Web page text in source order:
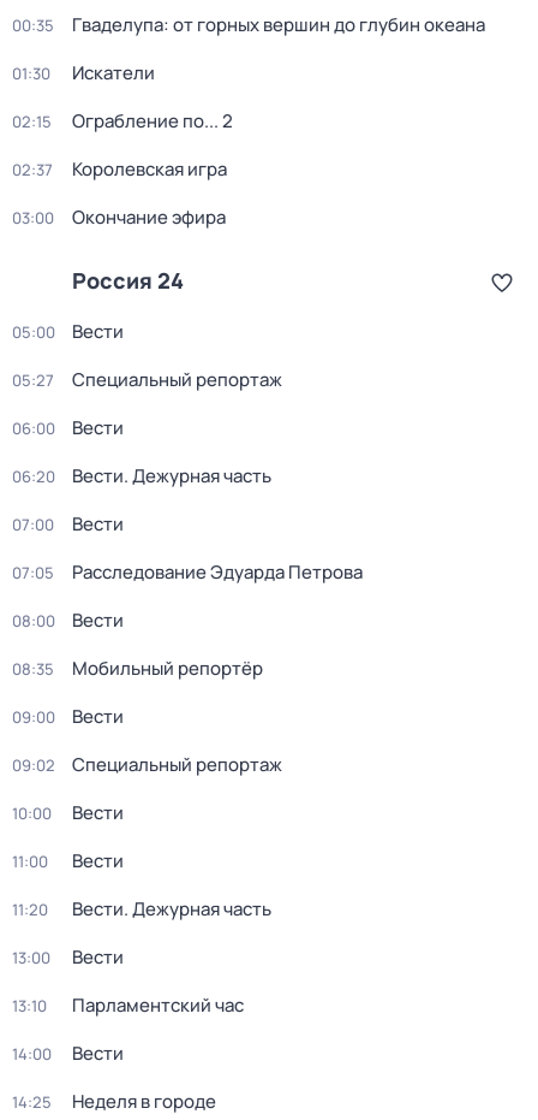
00:35 Гваделупа: от горных вершин до глубин океана
01:30 Искатели
02:15 Ограбление по... 2
02:37 Королевская игра
03:00 Окончание эфира
Россия 24
05:00 Вести
05:27 Специальный репортаж
06:00 Вести
06:20 Вести. Дежурная часть
07:00 Вести
07:05 Расследование Эдуарда Петрова
08:00 Вести
08:35 Мобильный репортёр
09:00 Вести
09:02 Специальный репортаж
10:00 Вести
11:00 Вести
11:20 Вести. Дежурная часть
13:00 Вести
13:10 Парламентский час
14:00 Вести
14:25 Неделя в городе